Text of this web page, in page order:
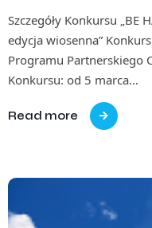
Szczegóły Konkursu „BE
edycja wiosenna”
Programu Partnerskiego
Konkursu: od 5 marca…
Read more